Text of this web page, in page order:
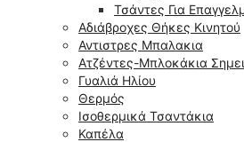
Τσάντες Για
Αδιάβροχες Θήκες Κινητού
Αντιστρες Μπαλακια
Ατζέντες-Μπλοκάκια
Γυαλιά Ηλίου
Θερμός
Ισοθερμικά Τσαντάκια
Καπέλα